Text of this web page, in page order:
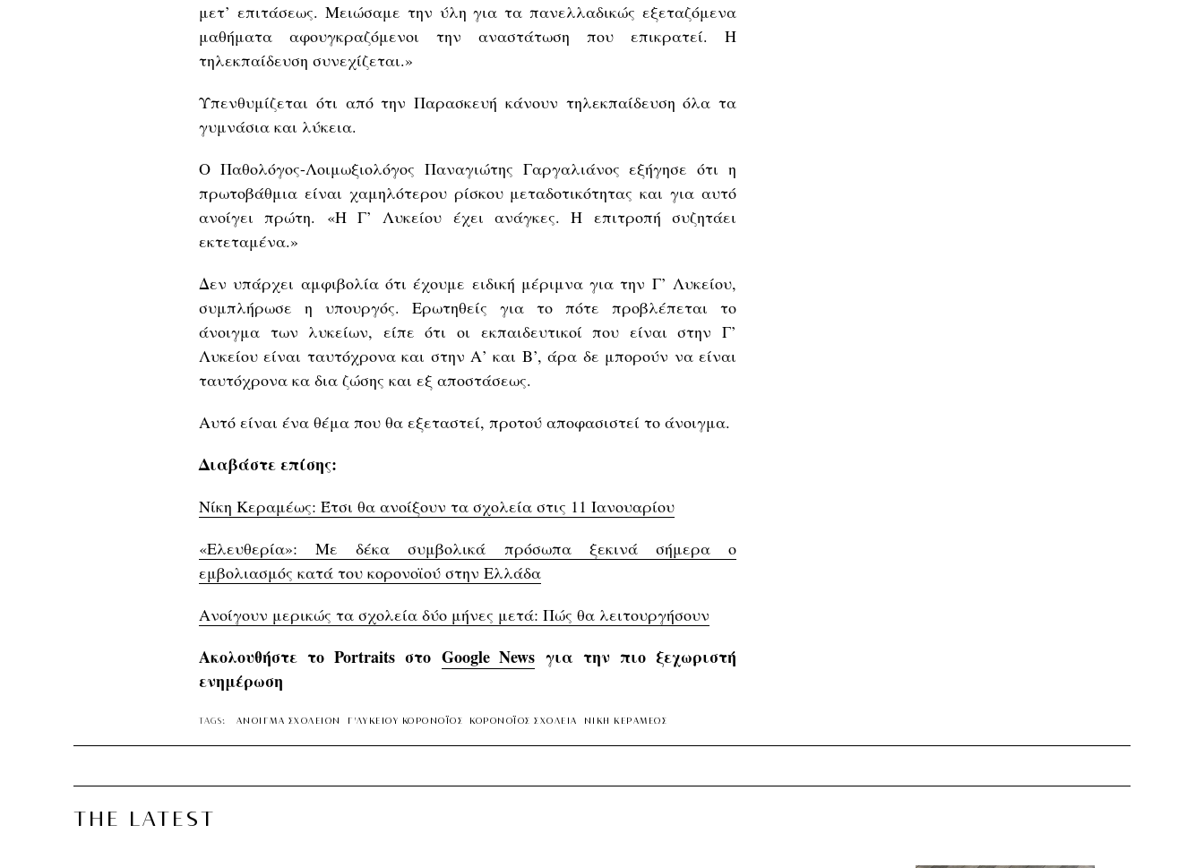
μετ’ επιτάσεως. Μειώσαμε την ύλη για τα πανελλαδικώς εξεταζόμενα
μαθήματα αφουγκραζόμενοι την αναστάτωση που επικρατεί. Η
τηλεκπαίδευση συνεχίζεται.»
Υπενθυμίζεται ότι από την Παρασκευή κάνουν τηλεκπαίδευση όλα τα
γυμνάσια και λύκεια.
Ο Παθολόγος-Λοιμωξιολόγος Παναγιώτης Γαργαλιάνος εξήγησε ότι η
πρωτοβάθμια είναι χαμηλότερου ρίσκου μεταδοτικότητας και για αυτό
ανοίγει πρώτη. «Η Γ’ Λυκείου έχει ανάγκες. Η επιτροπή συζητάει
εκτεταμένα.»
Δεν υπάρχει αμφιβολία ότι έχουμε ειδική μέριμνα για την Γ’ Λυκείου,
συμπλήρωσε η υπουργός. Ερωτηθείς για το πότε προβλέπεται το
άνοιγμα των λυκείων, είπε ότι οι εκπαιδευτικοί που είναι στην Γ’
Λυκείου είναι ταυτόχρονα και στην Α’ και Β’, άρα δε μπορούν να είναι
ταυτόχρονα κα δια ζώσης και εξ αποστάσεως.
Αυτό είναι ένα θέμα που θα εξεταστεί, προτού αποφασιστεί το άνοιγμα.
Διαβάστε επίσης:
Νίκη Κεραμέως: Έτσι θα ανοίξουν τα σχολεία στις 11 Ιανουαρίου
«Ελευθερία»: Με δέκα συμβολικά πρόσωπα ξεκινά σήμερα ο
εμβολιασμός κατά του κορονοϊού στην Ελλάδα
Ανοίγουν μερικώς τα σχολεία δύο μήνες μετά: Πώς θα λειτουργήσουν
Ακολουθήστε το Portraits στο Google News για την πιο ξεχωριστή
ενημέρωση
TAGS: ΑΝΟΙΓΜΑ ΣΧΟΛΕΙΩΝ Γ'ΛΥΚΕΙΟΥ ΚΟΡΟΝΟΪΟΣ ΚΟΡΟΝΟΪΟΣ ΣΧΟΛΕΙΑ ΝΙΚΗ ΚΕΡΑΜΕΩΣ
THE LATEST